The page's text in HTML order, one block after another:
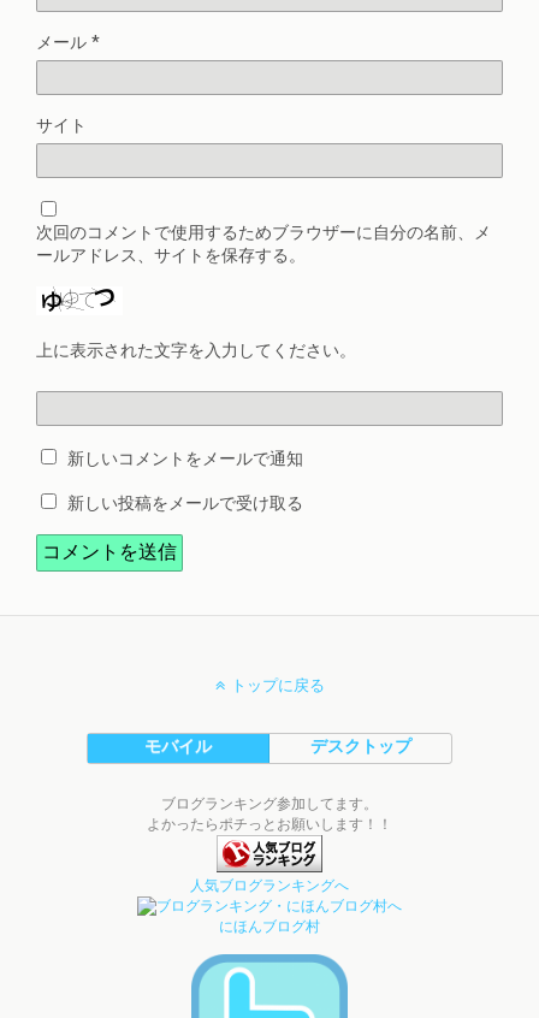
メール *
サイト
次回のコメントで使用するためブラウザーに自分の名前、メ
ールアドレス、サイトを保存する。
上に表示された文字を入力してください。
新しいコメントをメールで通知
新しい投稿をメールで受け取る
トップに戻る
モバイル デスクトップ
ブログランキング参加してます。
よかったらポチっとお願いします！！
人気ブログランキングへ
にほんブログ村